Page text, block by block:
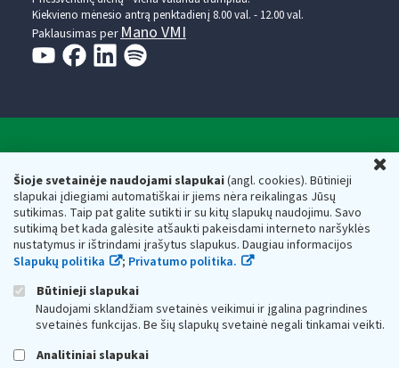
Šioje svetainėje naudojami slapukai(angl. cookies). Būtinieji
slapukai įdiegiami automatiškai ir jiems nėra reikalingas Jūsų
sutikimas. Taip pat galite sutikti ir su kitų slapukų naudojimu. Savo
sutikimą bet kada galėsite atšaukti pakeisdami interneto naršyklės
nustatymus ir ištrindami įrašytus slapukus. Daugiau informacijos
Slapukų politika
; Privatumo politika.
Būtinieji slapukai
Naudojami sklandžiam svetainės veikimui ir įgalina pagrindines
svetainės funkcijas. Be šių slapukų svetainė negali tinkamai veikti.
Analitiniai slapukai
Kiekvieno mėnesio antrą penktadienį 8.00 val. - 12.00 val.
Paklausimas per Mano VMI
Respublikos finansų ministerijos
Biudžetinė įstaiga. Juridinio asmens kodas — 188659752,
adresas: Vasario 16-osios g. 14, 01107 Vilnius, Lietuva, el.paštas:
vmi@vmi.lt, E. pristatymo dėžutės adresas 188659752
Duomenys apie Valstybinę mokesčių inspekciją prie Lietuvos
Respublikos finansų ministerijos kaupiami ir saugomi Juridinių